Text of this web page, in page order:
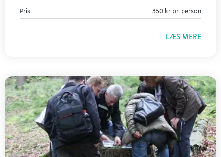
Pris: 350 kr pr. person
LÆS MERE